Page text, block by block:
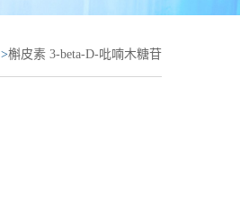
>槲皮素 3-beta-D-吡喃木糖苷